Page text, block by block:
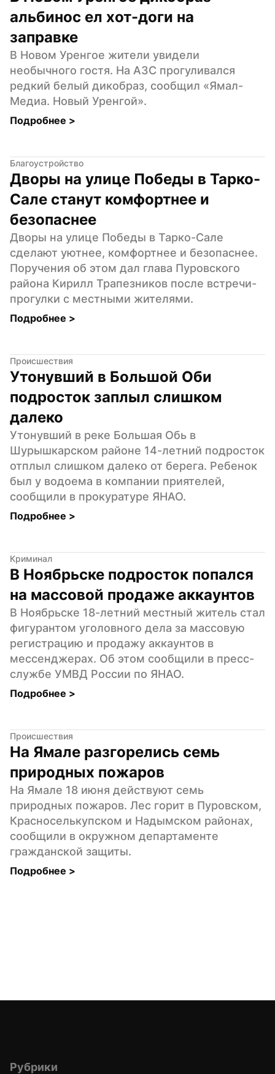
альбинос ел хот-доги на
заправке
В Новом Уренгое жители увидели
необычного гостя. На АЗС прогуливался
редкий белый дикобраз, сообщил «Ямал-
Медиа. Новый Уренгой».
Подробнее >
Благоустройство
Дворы на улице Победы в Тарко-
Сале станут комфортнее и
безопаснее
Дворы на улице Победы в Тарко-Сале
сделают уютнее, комфортнее и безопаснее.
Поручения об этом дал глава Пуровского
района Кирилл Трапезников после встречи-
прогулки с местными жителями.
Подробнее >
Происшествия
Утонувший в Большой Оби
подросток заплыл слишком
далеко
Утонувший в реке Большая Обь в
Шурышкарском районе 14-летний подросток
отплыл слишком далеко от берега. Ребенок
был у водоема в компании приятелей,
сообщили в прокуратуре ЯНАО.
Подробнее >
Криминал
В Ноябрьске подросток попался
на массовой продаже аккаунтов
В Ноябрьске 18-летний местный житель стал
фигурантом уголовного дела за массовую
регистрацию и продажу аккаунтов в
мессенджерах. Об этом сообщили в пресс-
службе УМВД России по ЯНАО.
Подробнее >
Происшествия
На Ямале разгорелись семь
природных пожаров
На Ямале 18 июня действуют семь
природных пожаров. Лес горит в Пуровском,
Красноселькупском и Надымском районах,
сообщили в окружном департаменте
гражданской защиты.
Подробнее >
Рубрики